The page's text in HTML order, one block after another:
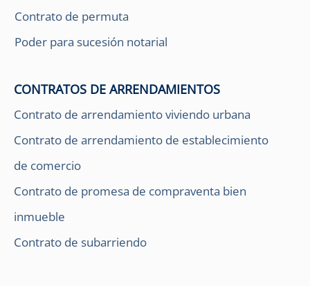
Contrato de permuta
Poder para sucesión notarial
CONTRATOS DE ARRENDAMIENTOS
Contrato de arrendamiento viviendo urbana
Contrato de arrendamiento de establecimiento
de comercio
Contrato de promesa de compraventa bien
inmueble
Contrato de subarriendo